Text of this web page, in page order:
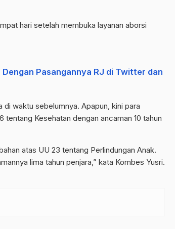
hari setelah membuka layanan aborsi
Pasangannya RJ di Twitter dan
waktu sebelumnya. Apapun, kini para
Kesehatan dengan ancaman 10 tahun
atas UU 23 tentang Perlindungan Anak.
lima tahun penjara,” kata Kombes Yusri.